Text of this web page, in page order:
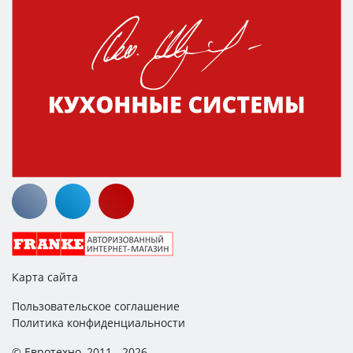
Карта сайта
Пользовательское соглашение
Политика конфиденциальности